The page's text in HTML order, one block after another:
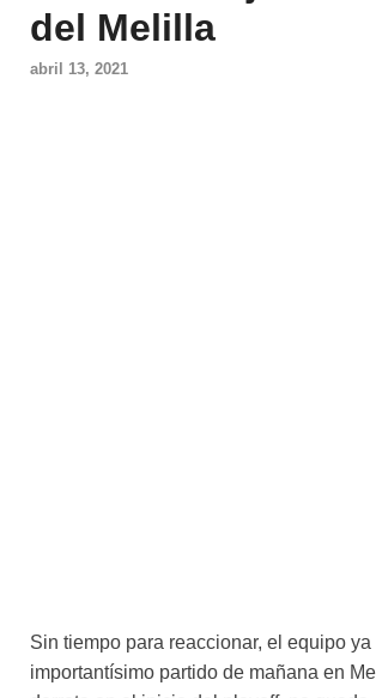
del Melilla
abril 13, 2021
Sin tiempo para reaccionar, el equipo ya
importantísimo partido de mañana en